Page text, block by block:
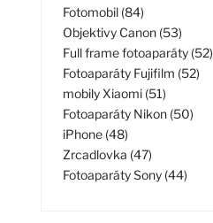
Fotomobil (84)
Objektivy Canon (53)
Full frame fotoaparáty (52)
Fotoaparáty Fujifilm (52)
mobily Xiaomi (51)
Fotoaparáty Nikon (50)
iPhone (48)
Zrcadlovka (47)
Fotoaparáty Sony (44)